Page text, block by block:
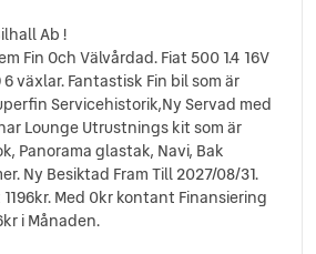
Ab !
Fin Och Välvårdad. Fiat 500 1.4 16V
växlar. Fantastisk Fin bil som är
Servicehistorik,Ny Servad med
Lounge Utrustnings kit som är
Panorama glastak, Navi, Bak
Ny Besiktad Fram Till 2027/08/31.
Med 0kr kontant Finansiering
i Månaden.